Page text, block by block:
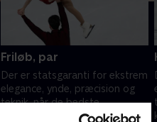
Friløb, par
Der er statsgaranti for ekstrem
elegance, ynde, præcision og
teknik, når de bedste
kunstskøjteløbere fra hele